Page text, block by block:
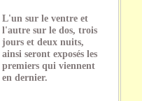
L'un sur le ventre et
l'autre sur le dos, trois
jours et deux nuits,
ainsi seront exposés les
premiers qui viennent
en dernier.